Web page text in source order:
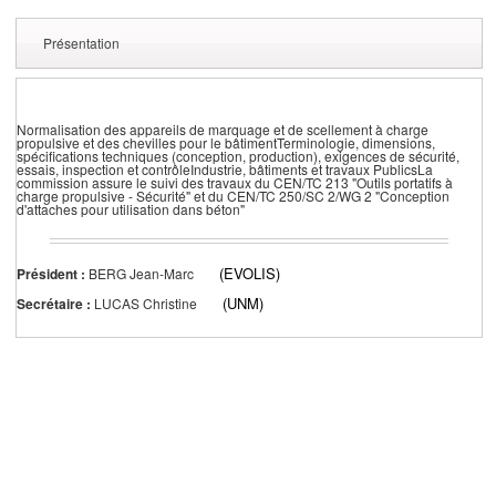
Présentation
Normalisation des appareils de marquage et de scellement à charge
propulsive et des chevilles pour le bâtimentTerminologie, dimensions,
spécifications techniques (conception, production), exigences de sécurité,
essais, inspection et contrôleIndustrie, bâtiments et travaux PublicsLa
commission assure le suivi des travaux du CEN/TC 213 "Outils portatifs à
charge propulsive - Sécurité" et du CEN/TC 250/SC 2/WG 2 "Conception
d'attaches pour utilisation dans béton"
Président : BERG Jean-Marc (EVOLIS)
Secrétaire : LUCAS Christine (UNM)